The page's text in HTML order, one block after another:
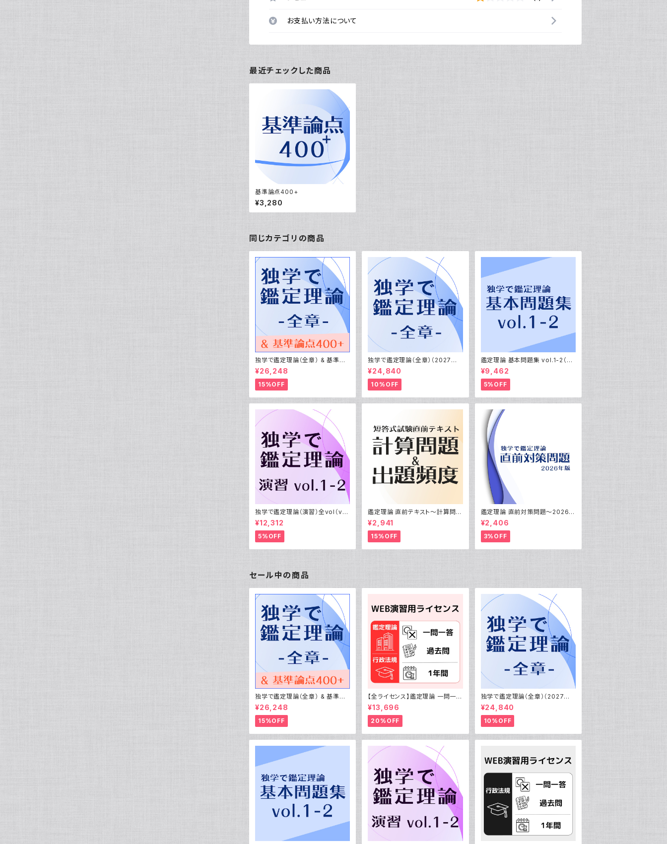
お支払い方法について
最近チェックした商品
基準論点400+
¥3,280
同じカテゴリの商品
独学で鑑定理論（全章） & 基準論
点400+（2027年受験用）
¥26,248
15%OFF
独学で鑑定理論（全章）（2027年
受験用）
¥24,840
10%OFF
鑑定理論 基本問題集 vol.1-2（20
26年受験用）
¥9,462
5%OFF
独学で鑑定理論（演習）全vol（vol.
1-2）（2026年/2027年受験用）
¥12,312
5%OFF
鑑定理論 直前テキスト〜計算問題
＆出題頻度編〜（不動産鑑定士試
験 短答式試験）
¥2,941
15%OFF
鑑定理論 直前対策問題〜2026年
版〜
¥2,406
3%OFF
セール中の商品
独学で鑑定理論（全章） & 基準論
点400+（2027年受験用）
¥26,248
15%OFF
【全ライセンス】鑑定理論 一問一答
&過去問 / 行政法規 一問一答&過
去問 WEB演習（1年間）
¥13,696
20%OFF
独学で鑑定理論（全章）（2027年
受験用）
¥24,840
10%OFF